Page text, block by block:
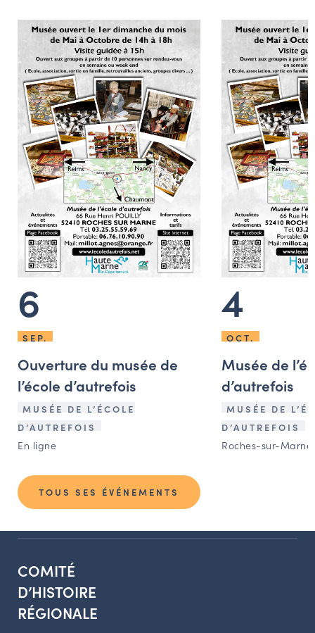
6
SEP.
Ouverture du musée de
l’école d’autrefois
MUSÉE DE L’ÉCOLE
D’AUTREFOIS
En ligne
4
OCT.
Musée de
d’autrefois
MUSÉE DE
D’AUTREFOIS
Roches-sur-Marne
TOUS SES ÉVÉNEMENTS
COMITÉ
D’HISTOIRE
RÉGIONALE